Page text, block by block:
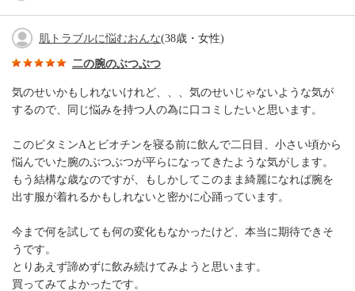
肌トラブルに悩むおんな(38歳・女性)
二の腕のぶつぶつ
気のせいかもしれないけれど、、、気のせいじゃないような気が
するので、同じ悩みを持つ人の為に口コミしたいと思います。
このビタミンAとビオチンを寝る前に飲んで二日目、小さい頃から
悩んでいた腕のぶつぶつが平らになってきたような気がします。
もう結構な歳なのですが、もしかしてこのまま綺麗になれば腕を
出す服が着れるかもしれないと密かに心踊っています。
今まで何を試しても何の変化もなかったけど、本当に期待できそ
うです。
とりあえず諦めずに飲み続けてみようと思います。
買ってみてよかったです。